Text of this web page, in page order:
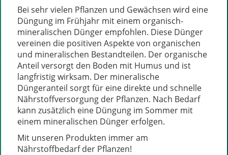
Bei sehr vielen Pflanzen und Gewächsen wird eine
Düngung im Frühjahr mit einem organisch-
mineralischen Dünger empfohlen. Diese Dünger
vereinen die positiven Aspekte von organischen
und mineralischen Bestandteilen. Der organische
Anteil versorgt den Boden mit Humus und ist
langfristig wirksam. Der mineralische
Düngeranteil sorgt für eine direkte und schnelle
Nährstoffversorgung der Pflanzen. Nach Bedarf
kann zusätzlich eine Düngung im Sommer mit
einem mineralischen Dünger erfolgen.
Mit unseren Produkten immer am
Nährstoffbedarf der Pflanzen!